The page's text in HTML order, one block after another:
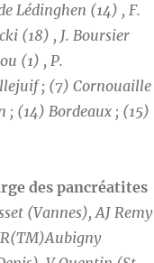
Lédinghen (14) , F.
(18) , J. Boursier
(1) , P.
; (7) Cornouaille
; (14) Bordeaux ; (15)
des pancréatites
(Vannes), AJ Remy